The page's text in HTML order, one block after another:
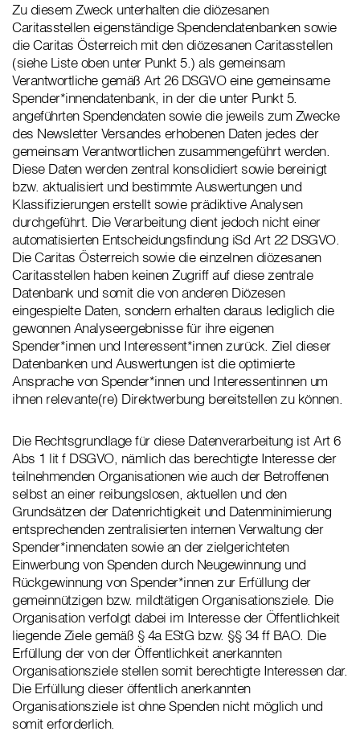
Zu diesem Zweck unterhalten die diözesanen
Caritasstellen eigenständige Spendendatenbanken sowie
die Caritas Österreich mit den diözesanen Caritasstellen
(siehe Liste oben unter Punkt 5.) als gemeinsam
Verantwortliche gemäß Art 26 DSGVO eine gemeinsame
Spender*innendatenbank, in der die unter Punkt 5.
angeführten Spendendaten sowie die jeweils zum Zwecke
des Newsletter Versandes erhobenen Daten jedes der
gemeinsam Verantwortlichen zusammengeführt werden.
Diese Daten werden zentral konsolidiert sowie bereinigt
bzw. aktualisiert und bestimmte Auswertungen und
Klassifizierungen erstellt sowie prädiktive Analysen
durchgeführt. Die Verarbeitung dient jedoch nicht einer
automatisierten Entscheidungsfindung iSd Art 22 DSGVO.
Die Caritas Österreich sowie die einzelnen diözesanen
Caritasstellen haben keinen Zugriff auf diese zentrale
Datenbank und somit die von anderen Diözesen
eingespielte Daten, sondern erhalten daraus lediglich die
gewonnen Analyseergebnisse für ihre eigenen
Spender*innen und Interessent*innen zurück. Ziel dieser
Datenbanken und Auswertungen ist die optimierte
Ansprache von Spender*innen und Interessentinnen um
ihnen relevante(re) Direktwerbung bereitstellen zu können.
Die Rechtsgrundlage für diese Datenverarbeitung ist Art 6
Abs 1 lit f DSGVO, nämlich das berechtigte Interesse der
teilnehmenden Organisationen wie auch der Betroffenen
selbst an einer reibungslosen, aktuellen und den
Grundsätzen der Datenrichtigkeit und Datenminimierung
entsprechenden zentralisierten internen Verwaltung der
Spender*innendaten sowie an der zielgerichteten
Einwerbung von Spenden durch Neugewinnung und
Rückgewinnung von Spender*innen zur Erfüllung der
gemeinnützigen bzw. mildtätigen Organisationsziele. Die
Organisation verfolgt dabei im Interesse der Öffentlichkeit
liegende Ziele gemäß § 4a EStG bzw. §§ 34 ff BAO. Die
Erfüllung der von der Öffentlichkeit anerkannten
Organisationsziele stellen somit berechtigte Interessen dar.
Die Erfüllung dieser öffentlich anerkannten
Organisationsziele ist ohne Spenden nicht möglich und
somit erforderlich.